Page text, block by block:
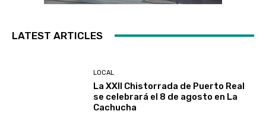
LATEST ARTICLES
LOCAL
La XXII Chistorrada de Puerto Real
se celebrará el 8 de agosto en La
Cachucha